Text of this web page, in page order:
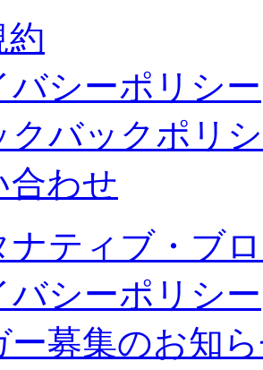
約
バシーポリシー
クバックポリ
合わせ
ナティブ・ブ
バシーポリシー
ー募集のお知